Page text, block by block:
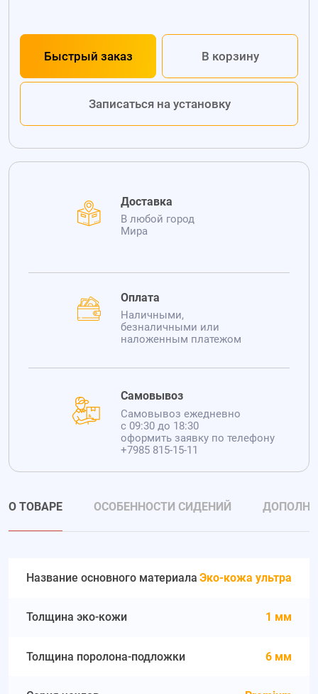
Быстрый заказ В корзину
Записаться на установку
Доставка
В любой город
Мира
Оплата
Наличными,
безналичными или
наложенным платежом
Самовывоз
Самовывоз ежедневно
с 09:30 до 18:30
оформить заявку по телефону
+7985 815-15-11
О ТОВАРЕ ОСОБЕННОСТИ СИДЕНИЙ
Название основного материала Эко-кожа ультра
Толщина эко-кожи 1 мм
Толщина поролона-подложки 6 мм